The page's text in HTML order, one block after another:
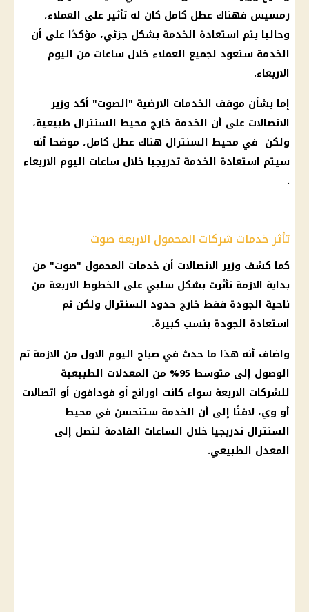
رمسيس فهناك عطل كامل كان له تأثير على العملاء،
وحاليا يتم استعادة الخدمة بشكل جزئي، مؤكدًا على أن
الخدمة ستعود لجميع العملاء خلال ساعات من اليوم
الاربعاء.
إما بشأن موقف الخدمات الارضية "الصوت" أكد وزير
الاتصالات على أن الخدمة خارج محيط السنترال طبيعية،
ولكن في محيط السنترال هناك عطل كامل، موضحا أنه
سيتم استعادة الخدمة تدريجيا خلال ساعات اليوم الاربعاء
.
تأثر خدمات شركات المحمول الاربعة صوت
كما كشف وزير الاتصالات أن خدمات المحمول "صوت" من
بداية الازمة تأثرت بشكل سلبي على الخطوط الاربعة من
ناحية الجودة فقط خارج حدود السنترال ولكن تم
استعادة الجودة بنسب كبيرة.
واضاف أنه هذا ما حدث في صباح اليوم الاول من الازمة تم
الوصول إلى متوسط 95% من المعدلات الطبيعية
للشركات الاربعة سواء كانت اورانج أو فودافون أو اتصالات
أو وي، لافتًا إلى أن الخدمة ستتحسن في محيط
السنترال تدريجيا خلال الساعات القادمة لتصل إلى
المعدل الطبيعي.